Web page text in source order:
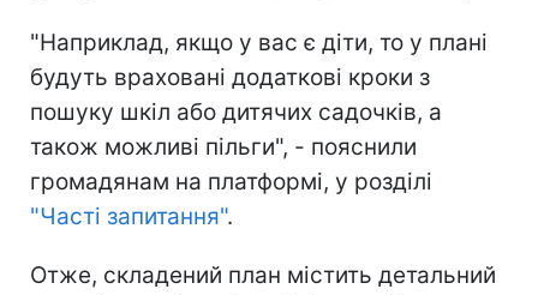
"Наприклад, якщо у вас є діти, то у плані
будуть враховані додаткові кроки з
пошуку шкіл або дитячих садочків, а
також можливі пільги", - пояснили
громадянам на платформі, у розділі
"Часті запитання".
Отже, складений план містить детальний